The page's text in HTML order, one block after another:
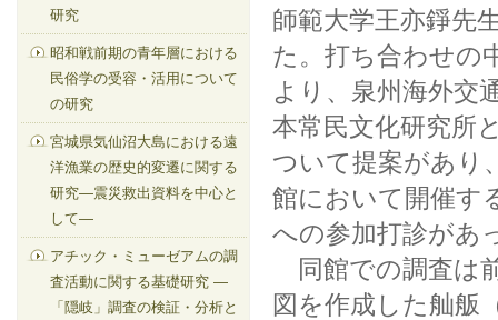
師範大学王亦錚先
た。打ち合わせの
より、泉州海外交
本常民文化研究所
ついて提案があり
館において開催す
への参加打診があ
同館での調査は
図を作成した舢舨
研究
昭和戦前期の青年層における
民俗学の受容・活用について
の研究
宮城県気仙沼大島における遠
洋漁業の歴史的変遷に関する
研究—震災救出資料を中心と
して—
アチック・ミューゼアムの調
査活動に関する基礎研究 —
「隠岐」調査の検証・分析と